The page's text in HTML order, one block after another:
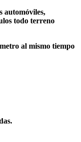
automóviles,
todo terreno
al mismo tiempo